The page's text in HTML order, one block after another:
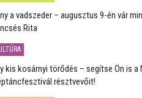
a vadszeder – augusztus 9-én vár
Rita
kis kosárnyi törődés – segítse Ön is a
résztvevőit!